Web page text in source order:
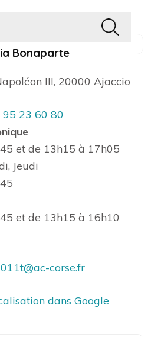
Bonaparte
III, 20000 Ajaccio
95 23 60 80
et de 13h15 à 17h05
Jeudi
et de 13h15 à 16h10
corse.fr
dans Google